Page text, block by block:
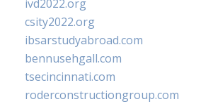
ivd2022.org
csity2022.org
ibsarstudyabroad.com
bennusehgall.com
tsecincinnati.com
roderconstructiongroup.com